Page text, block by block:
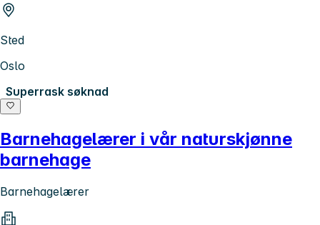
Sted
Oslo
Superrask søknad
Barnehagelærer i vår naturskjønne
barnehage
Barnehagelærer